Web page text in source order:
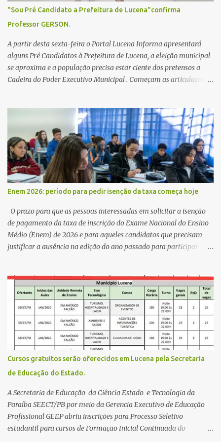
"Sou Pré Candidato a Prefeitura de Lucena"confirma
Professor GERSON.
A partir desta sexta-feira o Portal Lucena Informa apresentará
alguns Pré Candidatos à Prefeitura de Lucena, a eleição municipal
se aproxima e a população precisa estar ciente dos pretensos a
Cadeira do Poder Executivo Municipal . Começam as articulações e
Bandeira Valcinete Araújo e Professor Gerson Andrade há
possibilidade de mais nomes aparecer , ficaremos no aguardo para
trazer mais informações. A primeira entrevista foi com o
inimaginável Gerson Andrade ,Professor da Rede Municipal
(efetivo), supervisor, Formado em Pedagogia e Biomedicina pela
UFPB. Leciona no Otto Illi, Gilberto Inácio, Ellinora Dornellas
,Escola Américo Falcão. Gerson nos contou que a idéia de disputar
a prefeitura veio de um sonho há 5 anos atrás, e também por
acreditar que o trabalho dos seus companheiros principalmente
da zona rural deve ser mais valorizado e que eles serão a Fortalez...
Enem 2026: período para pedir isenção da taxa começa hoje
O prazo para que as pessoas interessadas em solicitar a isenção
de pagamento da taxa de inscrição do Exame Nacional do Ensino
Médio (Enem) de 2026 e para aqueles candidatos que precisam
justificar a ausência na edição do ano passado para participar
eletrônico da Página do Participante do Enem com o login único
da plataforma de serviços digitais do governo federal, o Gov.br.
Direito de solicitar a isenção O Inep prevê a gratuidade na
inscrição do exame para os seguintes casos: · matriculados no 3º
ano do ensino médio em escola pública, em 2026; LEIA MAIS
Usina Cultural tem fim de semana com literatura, música e evento
solidário Governo da Paraíba empossa 1000 novos professores e
mais convocações devem ocorrer Volta às aulas 2026.1 da
Faculdade Três Marias marca início do semestre e matrículas
seguem abertas para novos alunos · es...
Cursos gratuitos serão oferecidos em Lucena pela Secretaria
de Educação do Estado.
A Secretaria de Educação da Ciência Estado e Tecnologia da
Paraíba SEECT/PB por meio da Gerencia Executivo de Educação
Profissional GEEP abriu inscrições para Processo Seletivo
estudantil para cursos de Formação Inicial Continuada do